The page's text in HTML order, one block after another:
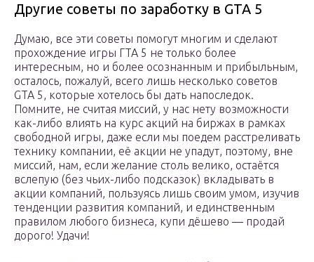
Другие советы по заработку в GTA 5
Думаю, все эти советы помогут многим и сделают
прохождение игры ГТА 5 не только более
интересным, но и более осознанным и прибыльным,
осталось, пожалуй, всего лишь несколько советов
GTA 5, которые хотелось бы дать напоследок.
Помните, не считая миссий, у нас нету возможности
как-либо влиять на курс акций на биржах в рамках
свободной игры, даже если мы поедем расстреливать
технику компании, её акции не упадут, поэтому, вне
миссий, нам, если желание столь велико, остаётся
вслепую (без чьих-либо подсказок) вкладывать в
акции компаний, пользуясь лишь своим умом, изучив
тенденции развития компаний, и единственным
правилом любого бизнеса, купи дёшево — продай
дорого! Удачи!